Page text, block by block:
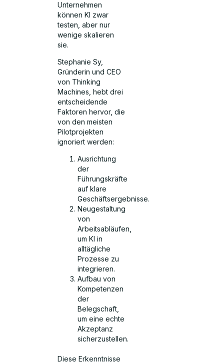
Unternehmen
können KI zwar
testen, aber nur
wenige skalieren
sie.
Stephanie Sy,
Gründerin und CEO
von Thinking
Machines, hebt drei
entscheidende
Faktoren hervor, die
von den meisten
Pilotprojekten
ignoriert werden:
Ausrichtung
der
Führungskräfte
auf klare
Geschäftsergebnisse.
Neugestaltung
von
Arbeitsabläufen,
um KI in
alltägliche
Prozesse zu
integrieren.
Aufbau von
Kompetenzen
der
Belegschaft,
um eine echte
Akzeptanz
sicherzustellen.
Diese Erkenntnisse